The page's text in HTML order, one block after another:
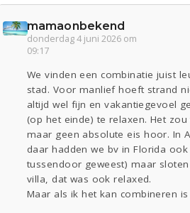
mamaonbekend
donderdag 4 juni 2026 om
09:17
We vinden een combinatie juist
stad. Voor manlief hoeft strand
altijd wel fijn en vakantiegevoel
(op het einde) te relaxen. Het
maar geen absolute eis hoor. In
daar hadden we bv in Florida
tussendoor geweest) maar
villa, dat was ook relaxed.
Maar als ik het kan combineren